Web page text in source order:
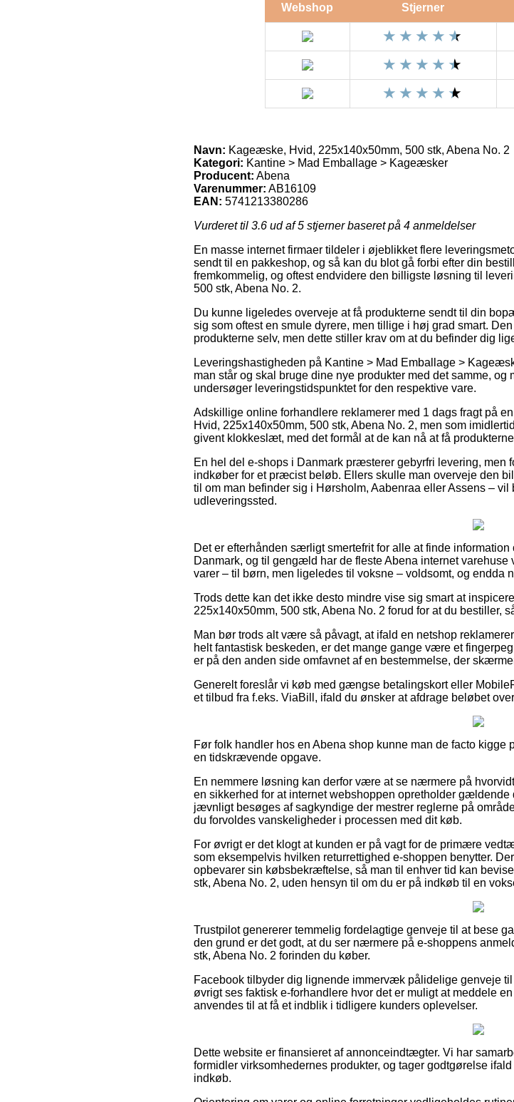
Webshop Stjerner
Navn: Kageæske, Hvid, 225x140x50mm, 500 stk, Abena No. 2
Kategori: Kantine > Mad Emballage > Kageæsker
Producent: Abena
Varenummer: AB16109
EAN: 5741213380286
Vurderet til 3.6 ud af 5 stjerner baseret på 4 anmeldelser
En masse internet firmaer tildeler i øjeblikket flere
sendt til en pakkeshop, og så kan du blot gå forbi efter din
fremkommelig, og oftest endvidere den billigste løsning til
500 stk, Abena No. 2.
Du kunne ligeledes overveje at få produkterne sendt til din
sig som oftest en smule dyrere, men tillige i høj grad smart.
produkterne selv, men dette stiller krav om at du befinder dig
Leveringshastigheden på Kantine > Mad Emballage >
man står og skal bruge dine nye produkter med det samme, og
undersøger leveringstidspunktet for den respektive vare.
Adskillige online forhandlere reklamerer med 1 dags fragt på
Hvid, 225x140x50mm, 500 stk, Abena No. 2, men som
givent klokkeslæt, med det formål at de kan nå at få
En hel del e-shops i Danmark præsterer gebyrfri levering, men
indkøber for et præcist beløb. Ellers skulle man overveje den
til om man befinder sig i Hørsholm, Aabenraa eller Assens –
udleveringssted.
Det er efterhånden særligt smertefrit for alle at finde
Danmark, og til gengæld har de fleste Abena internet
varer – til børn, men ligeledes til voksne – voldsomt, og endda
Trods dette kan det ikke desto mindre vise sig smart at
225x140x50mm, 500 stk, Abena No. 2 forud for at du bestiller,
Man bør trods alt være så påvagt, at ifald en netshop
helt fantastisk beskeden, er det mange gange være et
er på den anden side omfavnet af en bestemmelse, der
Generelt foreslår vi køb med gængse betalingskort eller
et tilbud fra f.eks. ViaBill, ifald du ønsker at afdrage beløbet
Før folk handler hos en Abena shop kunne man de facto
en tidskrævende opgave.
En nemmere løsning kan derfor være at se nærmere på
en sikkerhed for at internet webshoppen opretholder
jævnligt besøges af sagkyndige der mestrer reglerne på
du forvoldes vanskeligheder i processen med dit køb.
For øvrigt er det klogt at kunden er på vagt for de primære
som eksempelvis hvilken returrettighed e-shoppen benytter.
opbevarer sin købsbekræftelse, så man til enhver tid kan
stk, Abena No. 2, uden hensyn til om du er på indkøb til en
Trustpilot genererer temmelig fordelagtige genveje til at bese
den grund er det godt, at du ser nærmere på e-shoppens
stk, Abena No. 2 forinden du køber.
Facebook tilbyder dig lignende immervæk pålidelige genveje
øvrigt ses faktisk e-forhandlere hvor det er muligt at meddele
anvendes til at få et indblik i tidligere kunders oplevelser.
Dette website er finansieret af annonceindtægter. Vi har
formidler virksomhedernes produkter, og tager godtgørelse
indkøb.